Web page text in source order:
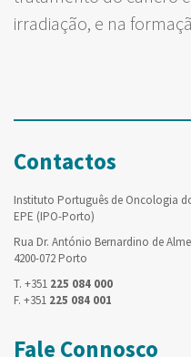
irradiação, e na
Contactos
Instituto Português de Oncologia
EPE (IPO-Porto)
Rua Dr. António Bernardino de
4200-072 Porto
T. +351 225 084 000
F. +351 225 084 001
Fale Connosco